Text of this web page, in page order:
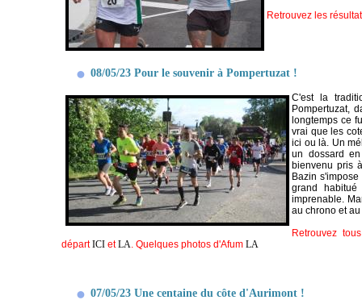
Retrouvez les
08/05/23 Pour le souvenir à Pompertuzat !
C'est la
Pompertuzat,
longtemps ce
vrai que les
ici ou là. Un
un dossard
bienvenu pris
Bazin
grand
imprenable.
au chrono et
Retrouvez
départICI etLA. Quelques photos d'AfumLA
07/05/23 Une centaine du côte d'Aurimont !